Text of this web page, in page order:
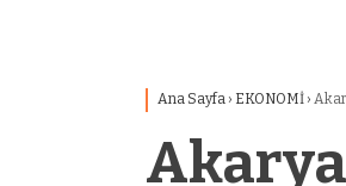
Ana Sayfa › EKONOMİ ›